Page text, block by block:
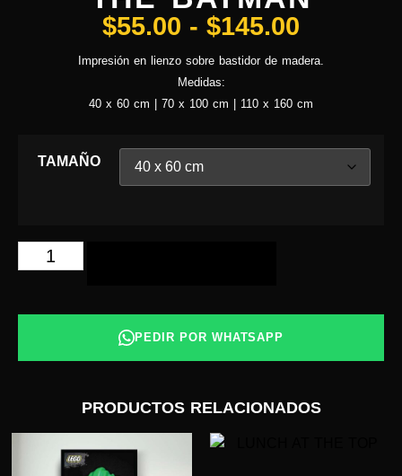
$55.00 - $145.00
Impresión en lienzo sobre bastidor de madera.
Medidas:
40 x 60 cm | 70 x 100 cm | 110 x 160 cm
TAMAÑO
PEDIR POR WHATSAPP
PRODUCTOS RELACIONADOS